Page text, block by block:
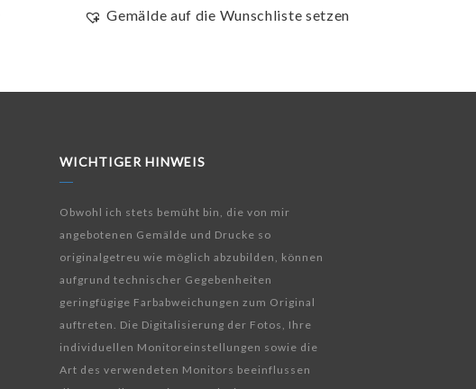
Gemälde auf die Wunschliste setzen
WICHTIGER HINWEIS
Obwohl ich stets bemüht bin, die von mir
angebotenen Gemälde und Drucke so
originalgetreu wie möglich abzubilden, können
aufgrund technischer Gegebenheiten
geringfügige Farbabweichungen zum Original
auftreten. Die Digitalisierung der Fotos, Ihre
individuellen Monitoreinstellungen sowie die
Art des verwendeten Monitors beeinflussen